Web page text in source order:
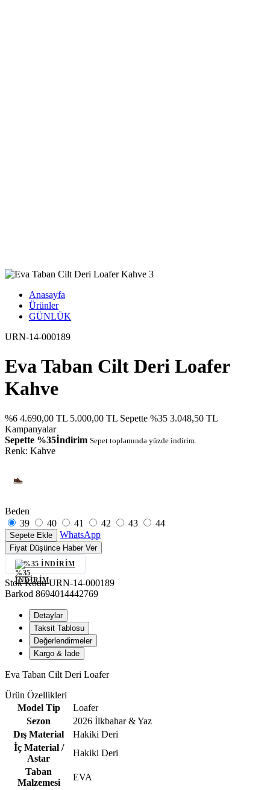
Anasayfa
Ürünler
GÜNLÜK
URN-14-000189
Eva Taban Cilt Deri Loafer
Kahve
%6 4.690,00 TL 5.000,00 TL Sepette %35 3.048,50 TL
Kampanyalar
Sepette %35İndirim Sepet toplamında yüzde indirim.
Renk: Kahve
Beden
39
40 41 42 43 44
Sepete Ekle WhatsApp
Fiyat Düşünce Haber Ver
%35 İNDIRIM
Stok Kodu URN-14-000189
Barkod 8694014442769
Detaylar
Taksit Tablosu
Değerlendirmeler
Kargo & İade
Eva Taban Cilt Deri Loafer
Ürün Özellikleri
Model Tip
Loafer
Sezon
2026 İlkbahar & Yaz
Dış Material
Hakiki Deri
İç Material /
Astar
Hakiki Deri
Taban
Malzemesi
EVA